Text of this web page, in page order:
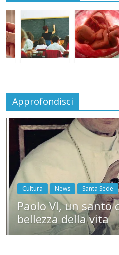
Approfondisci
Cultura News Santa Sede
Paolo VI, un santo
bellezza della vita